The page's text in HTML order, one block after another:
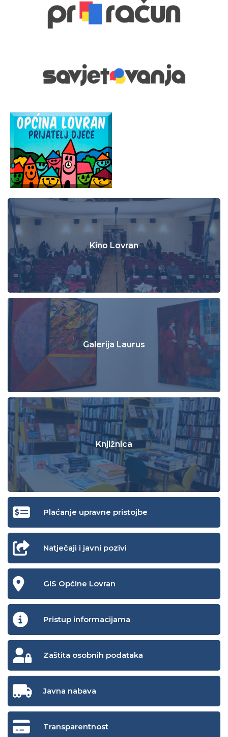
Kino Lovran
Galerija Laurus
Knjižnica
Plaćanje upravne pristojbe
Natječaji i javni pozivi
GIS Općine Lovran
Pristup informacijama
Zaštita osobnih podataka
Javna nabava
Transparentnost